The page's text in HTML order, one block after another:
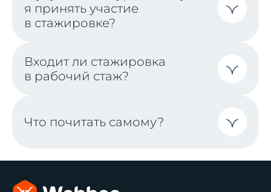
я принять участие
в стажировке?
Входит ли стажировка
в рабочий стаж?
Что почитать самому?